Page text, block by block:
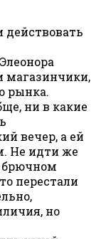
действовать
магазинчики,
рынка.
ни в какие
вечер, а ей
Не идти же
брючном
перестали
но